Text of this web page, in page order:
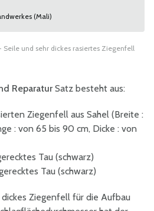
(Mali)
und sehr dickes rasiertes Ziegenfell
Reparatur Satz besteht aus:
Ziegenfell aus Sahel (Breite :
: von 65 bis 90 cm, Dicke : von
Tau (schwarz)
Tau (schwarz)
Ziegenfell für die Aufbau